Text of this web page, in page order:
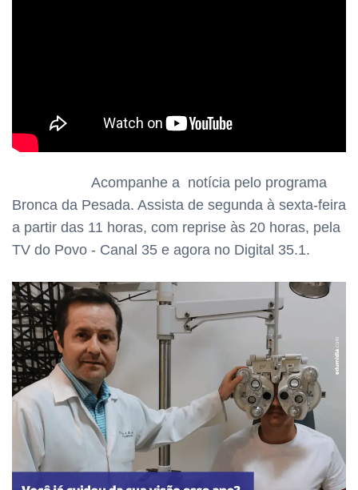
Acompanhe a notícia pelo programa
Bronca da Pesada. Assista de segunda à sexta-feira
a partir das 11 horas, com reprise às 20 horas, pela
TV do Povo - Canal 35 e agora no Digital 35.1.